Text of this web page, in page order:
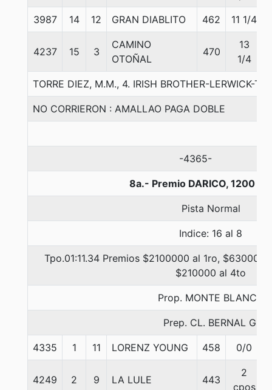
3987 14 12 GRAN DIABLITO 462 11 1/4
4237 15 3
CAMINO
OTOÑAL
470
13
1/4
TORRE DIEZ, M.M., 4. IRISH BROTHER-LERWICK-
NO CORRIERON : AMALLAO PAGA DOBLE
-4365-
8a.- Premio DARICO, 1200
Pista Normal
Indice: 16 al 8
Tpo.01:11.34 Premios $2100000 al 1ro,
$210000 al 4to
Prop. MONTE BLANCO
Prep. CL. BERNAL G.
4335 1 11 LORENZ YOUNG 458 0/0
4249 2 9 LA LULE 443
2
cpos